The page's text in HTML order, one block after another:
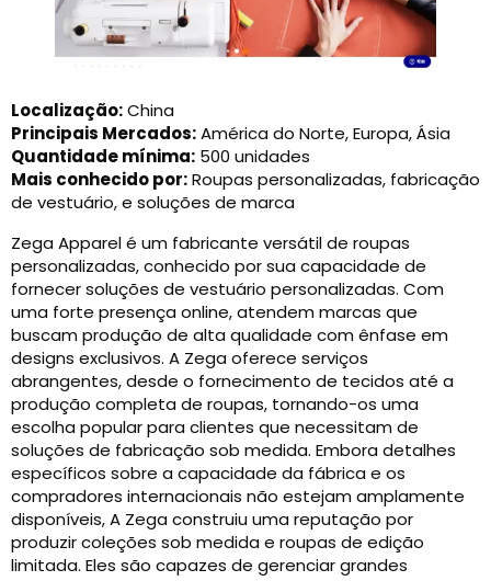
Localização:China
Principais Mercados:América do Norte, Europa, Ásia
Quantidade mínima: 500 unidades
Mais conhecido por:Roupas personalizadas, fabricação
de vestuário, e soluções de marca
Zega Apparel é um fabricante versátil de roupas
personalizadas, conhecido por sua capacidade de
fornecer soluções de vestuário personalizadas. Com
uma forte presença online, atendem marcas que
buscam produção de alta qualidade com ênfase em
designs exclusivos. A Zega oferece serviços
abrangentes, desde o fornecimento de tecidos até a
produção completa de roupas, tornando-os uma
escolha popular para clientes que necessitam de
soluções de fabricação sob medida. Embora detalhes
específicos sobre a capacidade da fábrica e os
compradores internacionais não estejam amplamente
disponíveis, A Zega construiu uma reputação por
produzir coleções sob medida e roupas de edição
limitada. Eles são capazes de gerenciar grandes